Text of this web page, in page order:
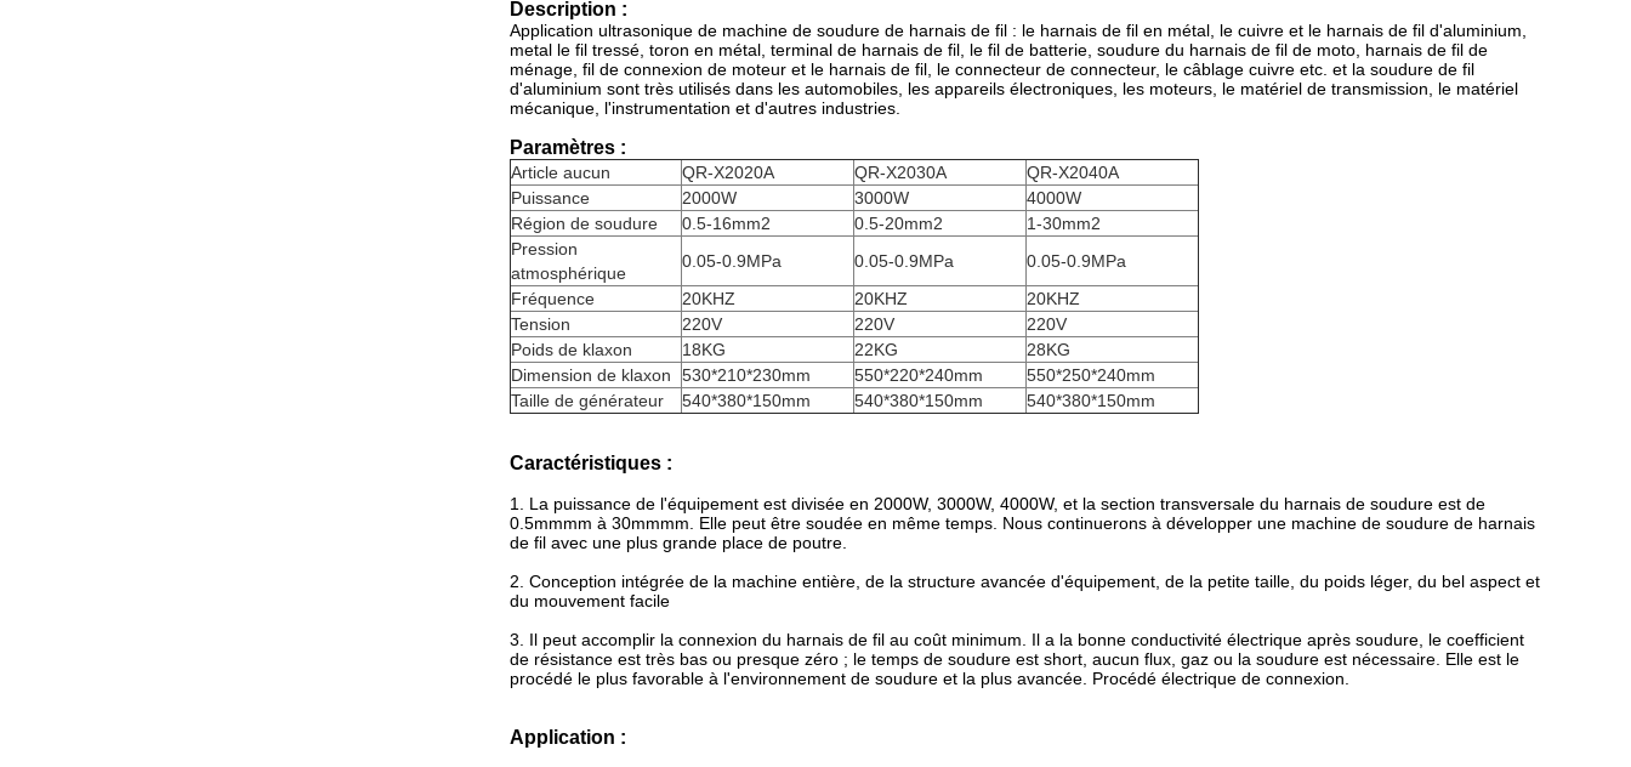
Description :
Application ultrasonique de machine de soudure de harnais de fil : le harnais de fil en métal, le cuivre et le harnais de fil d'aluminium,
metal le fil tressé, toron en métal, terminal de harnais de fil, le fil de batterie, soudure du harnais de fil de moto, harnais de fil de
ménage, fil de connexion de moteur et le harnais de fil, le connecteur de connecteur, le câblage cuivre etc. et la soudure de fil
d'aluminium sont très utilisés dans les automobiles, les appareils électroniques, les moteurs, le matériel de transmission, le matériel
mécanique, l'instrumentation et d'autres industries.
Paramètres :
Article aucun QR-X2020A QR-X2030A
QR-X2040A
Puissance
2000W 3000W
4000W
Région de soudure
0.5-16mm2 0.5-20mm2
1-30mm2
Pression
atmosphérique
0.05-0.9MPa 0.05-0.9MPa
0.05-0.9MPa
Fréquence
20KHZ 20KHZ
20KHZ
Tension
220V 220V
220V
Poids de klaxon
18KG 22KG
28KG
Dimension de klaxon
530*210*230mm 550*220*240mm
550*250*240mm
Taille de générateur
540*380*150mm 540*380*150mm 540*380*150mm
Caractéristiques :
1. La puissance de l'équipement est divisée en 2000W, 3000W, 4000W, et la section transversale du harnais de soudure est de
0.5mmmm à 30mmmm. Elle peut être soudée en même temps. Nous continuerons à développer une machine de soudure de harnais
de fil avec une plus grande place de poutre.
2. Conception intégrée de la machine entière, de la structure avancée d'équipement, de la petite taille, du poids léger, du bel aspect et
du mouvement facile
3. Il peut accomplir la connexion du harnais de fil au coût minimum. Il a la bonne conductivité électrique après soudure, le coefficient
de résistance est très bas ou presque zéro ; le temps de soudure est short, aucun flux, gaz ou la soudure est nécessaire. Elle est le
procédé le plus favorable à l'environnement de soudure et la plus avancée. Procédé électrique de connexion.
Application :